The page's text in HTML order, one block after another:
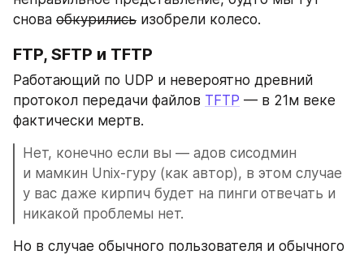
снова обкурились изобрели колесо.
FTP, SFTP и TFTP
Работающий по UDP и невероятно древний
протокол передачи файлов TFTP — в 21м веке
фактически мертв.
Нет, конечно если вы — адов сисодмин
и мамкин Unix-гуру (как автор), в этом случае
у вас даже кирпич будет на пинги отвечать и
никакой проблемы нет.
Но в случае обычного пользователя и обычного